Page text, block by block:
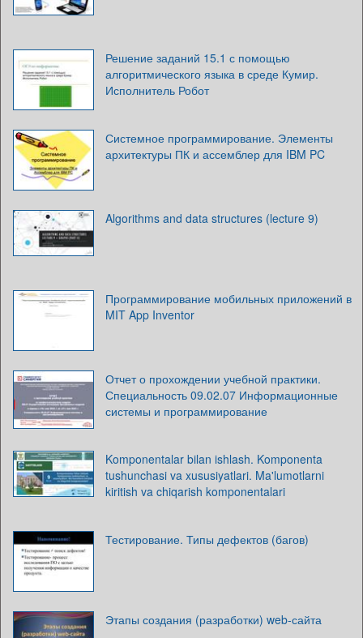
Решение заданий 15.1 с помощью
алгоритмического языка в среде Кумир.
Исполнитель Робот
Системное программирование. Элементы
архитектуры ПК и ассемблер для IBM PC
Algorithms and data structures (lecture 9)
Программирование мобильных приложений в
MIT App Inventor
Отчет о прохождении учебной практики.
Специальность 09.02.07 Информационные
системы и программирование
Komponentalar bilan ishlash. Komponenta
tushunchasi va xususiyatlari. Ma'lumotlarni
kiritish va chiqarish komponentalari
Тестирование. Типы дефектов (багов)
Этапы создания (разработки) web-сайта